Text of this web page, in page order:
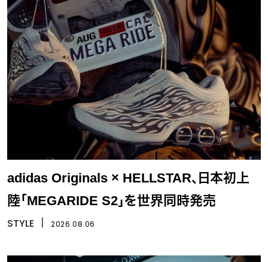
adidas Originals × HELLSTAR、日本初上
陸「MEGARIDE S2」を世界同時発売
STYLE 2026.08.06